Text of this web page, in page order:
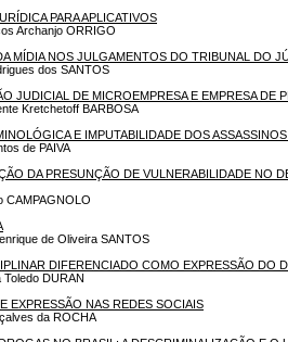
PARA APLICATIVOS
Archanjo ORRIGO
MÍDIA NOS JULGAMENTOS DO TRIBUNAL DO
dos SANTOS
JUDICIAL DE MICROEMPRESA E EMPRESA DE
Kretchetoff BARBOSA
E IMPUTABILIDADE DOS
de PAIVA
DA PRESUNÇÃO DE VULNERABILIDADE NO
CAMPAGNOLO
de Oliveira SANTOS
DIFERENCIADO COMO EXPRESSÃO DO
Toledo DURAN
EXPRESSÃO NAS REDES SOCIAIS
da ROCHA